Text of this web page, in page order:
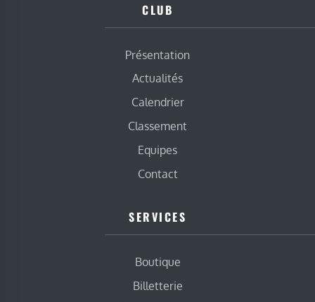
CLUB
Présentation
Actualités
Calendrier
Classement
Equipes
Contact
SERVICES
Boutique
Billetterie